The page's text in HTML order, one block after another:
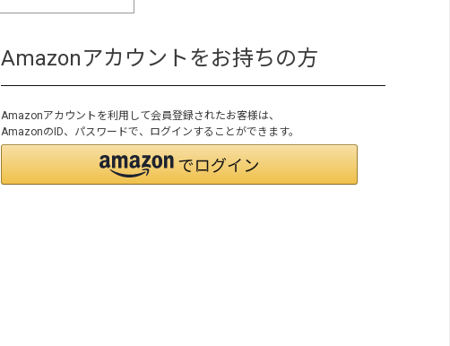
Amazonアカウントをお持ちの方
Amazonアカウントを利用して会員登録されたお客様は、
AmazonのID、パスワードで、ログインすることができます。